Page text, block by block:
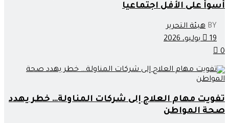
أسوأ على الأفل اجتماعيا
BY هيئة التحرير
19 يوليو، 2026
0
تفويت مهام العلاج إلى شركات المناولة… خطر يهدد
صحة المواطن